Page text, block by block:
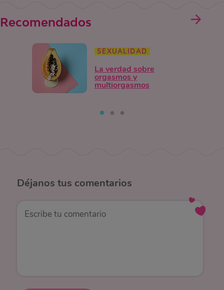
Recomendados
SEXUALIDAD
La verdad sobre
orgasmos y
multiorgasmos
Déjanos tus comentarios